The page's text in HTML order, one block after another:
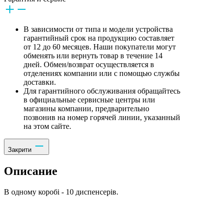
В зависимости от типа и модели устройства
гарантийный срок на продукцию составляет
от 12 до 60 месяцев. Наши покупатели могут
обменять или вернуть товар в течение 14
дней. Обмен/возврат осуществляется в
отделениях компании или с помощью службы
доставки.
Для гарантийного обслуживания обращайтесь
в официальные сервисные центры или
магазины компании, предварительно
позвонив на номер горячей линии, указанный
на этом сайте.
Закрити
Описание
В одному коробі - 10 диспенсерів.